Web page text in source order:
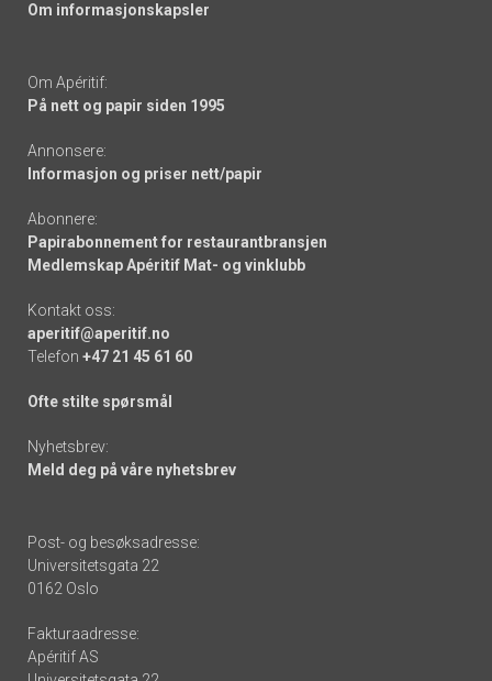
Om informasjonskapsler
Om Apéritif:
På nett og papir siden 1995
Annonsere:
Informasjon og priser nett/papir
Abonnere:
Papirabonnement for restaurantbransjen
Medlemskap Apéritif Mat- og vinklubb
Kontakt oss:
aperitif@aperitif.no
Telefon +47 21 45 61 60
Ofte stilte spørsmål
Nyhetsbrev:
Meld deg på våre nyhetsbrev
Post- og besøksadresse:
Universitetsgata 22
0162 Oslo
Fakturaadresse:
Apéritif AS